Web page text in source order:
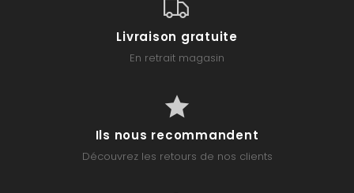
Livraison gratuite
En retrait magasin
Ils nous recommandent
Découvrez les retours de nos clients